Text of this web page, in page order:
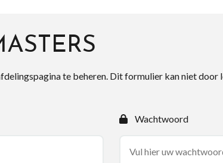
te beheren. Dit formulier kan niet
Wachtwoord